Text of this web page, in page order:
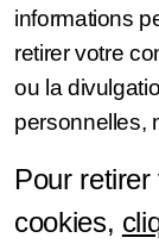
informations
retirer votre
ou la
personnelles,
Pour
cookies,